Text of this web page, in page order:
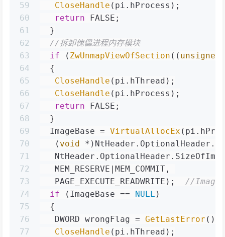
59
60
61
62
63
64
65
66
67
68
69
70
71
72
73
74
75
76
77
CloseHandle (pi.hProcess);
return FALSE;
  }
//拆卸傀儡进程内存模块
if ( ZwUnmapViewOfSection (( unsigned
  {
CloseHandle (pi.hThread);
CloseHandle (pi.hProcess);
return FALSE;
  }
  ImageBase =
VirtualAllocEx
   (
void
   MEM_RESERVE|MEM_COMMIT,
   PAGE_EXECUTE_READWRITE);
//
if (ImageBase == NULL )
  {
   DWORD wrongFlag =
GetLastError ();
CloseHandle (pi.hThread);